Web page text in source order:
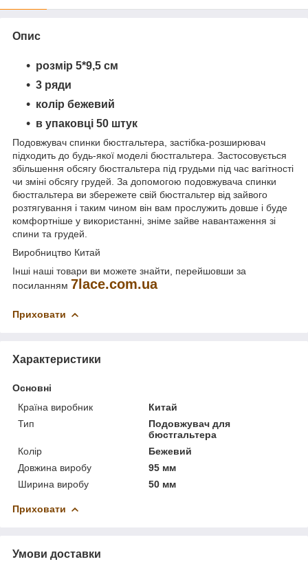
Опис
розмір 5*9,5 см
3 ряди
колір бежевий
в упаковці 50 штук
Подовжувач спинки бюстгальтера, застібка-розширювач
підходить до будь-якої моделі бюстгальтера. Застосовується
збільшення обсягу бюстгальтера під грудьми під час вагітності
чи зміні обсягу грудей. За допомогою подовжувача спинки
бюстгальтера ви збережете свій бюстгальтер від зайвого
розтягування і таким чином він вам прослужить довше і буде
комфортніше у використанні, зніме зайве навантаження зі
спини та грудей.
Виробництво Китай
Інші наші товари ви можете знайти, перейшовши за
посиланням 7lace.com.ua
Приховати
Характеристики
Основні
Країна виробник
Китай
Тип
Подовжувач для
бюстгальтера
Колір
Бежевий
Довжина виробу
95 мм
Ширина виробу
50 мм
Приховати
Умови доставки